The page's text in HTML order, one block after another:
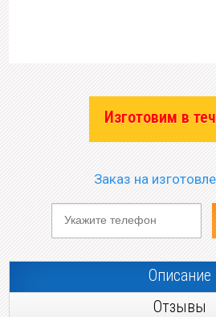
Изготовим в
Заказ на
Описание
Отзывы